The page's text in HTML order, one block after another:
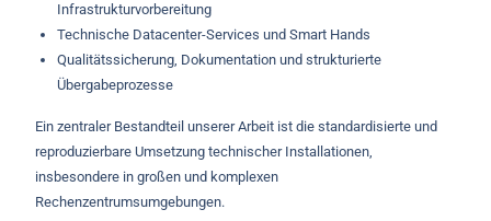
Infrastrukturvorbereitung
Technische Datacenter-Services und Smart Hands
Qualitätssicherung, Dokumentation und strukturierte
Übergabeprozesse
Ein zentraler Bestandteil unserer Arbeit ist die standardisierte und
reproduzierbare Umsetzung technischer Installationen,
insbesondere in großen und komplexen
Rechenzentrumsumgebungen.